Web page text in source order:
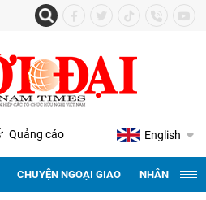
Quảng cáo English
CHUYỆN NGOẠI GIAO NHÂN